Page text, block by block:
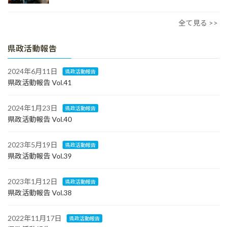
全て見る >>
県政活動報告
2024年6月11日 県政活動報告
県政活動報告 Vol.41
2024年1月23日 県政活動報告
県政活動報告 Vol.40
2023年5月19日 県政活動報告
県政活動報告 Vol.39
2023年1月12日 県政活動報告
県政活動報告 Vol.38
2022年11月17日 県政活動報告